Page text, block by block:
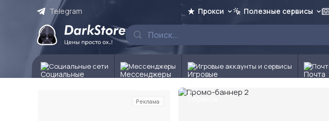
Telegram Прокси Полезные сервисы
Социальные сети Мессенджеры Игровые аккаунты и сервисы
Реклама